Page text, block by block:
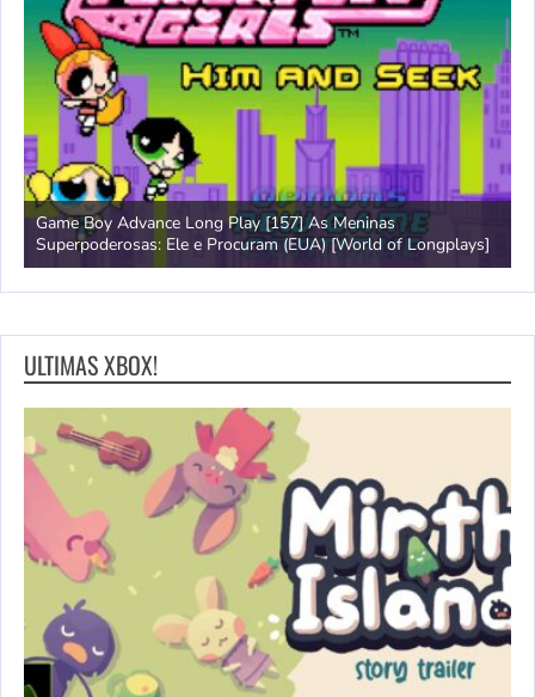
Game Boy Advance Long Play [157] As Meninas
Superpoderosas: Ele e Procuram (EUA) [World of Longplays]
ULTIMAS XBOX!